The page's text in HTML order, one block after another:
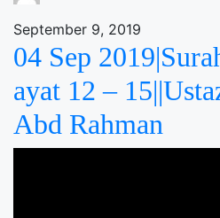
September 9, 2019
04 Sep
ayat 12 –
Abd Rahman